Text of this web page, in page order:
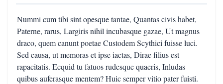
Nummi cum tibi sint opesque tantae, Quantas civis habet,
Paterne, rarus, Largiris nihil incubasque gazae, Ut magnus
draco, quem canunt poetae Custodem Scythici fuisse luci.
Sed causa, ut memoras et ipse iactas, Dirae filius est
rapacitatis. Ecquid tu fatuos rudesque quaeris, Inludas
quibus auferasque mentem? Huic semper vitio pater fuisti.